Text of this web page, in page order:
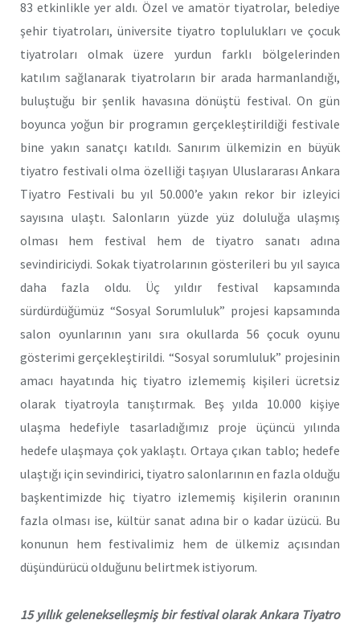
83 etkinlikle yer aldı. Özel ve amatör tiyatrolar, belediye
şehir tiyatroları, üniversite tiyatro toplulukları ve çocuk
tiyatroları olmak üzere yurdun farklı bölgelerinden
katılım sağlanarak tiyatroların bir arada harmanlandığı,
buluştuğu bir şenlik havasına dönüştü festival. On gün
boyunca yoğun bir programın gerçekleştirildiği festivale
bine yakın sanatçı katıldı. Sanırım ülkemizin en büyük
tiyatro festivali olma özelliği taşıyan Uluslararası Ankara
Tiyatro Festivali bu yıl 50.000’e yakın rekor bir izleyici
sayısına ulaştı. Salonların yüzde yüz doluluğa ulaşmış
olması hem festival hem de tiyatro sanatı adına
sevindiriciydi. Sokak tiyatrolarının gösterileri bu yıl sayıca
daha fazla oldu. Üç yıldır festival kapsamında
sürdürdüğümüz “Sosyal Sorumluluk” projesi kapsamında
salon oyunlarının yanı sıra okullarda 56 çocuk oyunu
gösterimi gerçekleştirildi. “Sosyal sorumluluk” projesinin
amacı hayatında hiç tiyatro izlememiş kişileri ücretsiz
olarak tiyatroyla tanıştırmak. Beş yılda 10.000 kişiye
ulaşma hedefiyle tasarladığımız proje üçüncü yılında
hedefe ulaşmaya çok yaklaştı. Ortaya çıkan tablo; hedefe
ulaştığı için sevindirici, tiyatro salonlarının en fazla olduğu
başkentimizde hiç tiyatro izlememiş kişilerin oranının
fazla olması ise, kültür sanat adına bir o kadar üzücü. Bu
konunun hem festivalimiz hem de ülkemiz açısından
düşündürücü olduğunu belirtmek istiyorum.
15 yıllık gelenekselleşmiş bir festival olarak Ankara Tiyatro